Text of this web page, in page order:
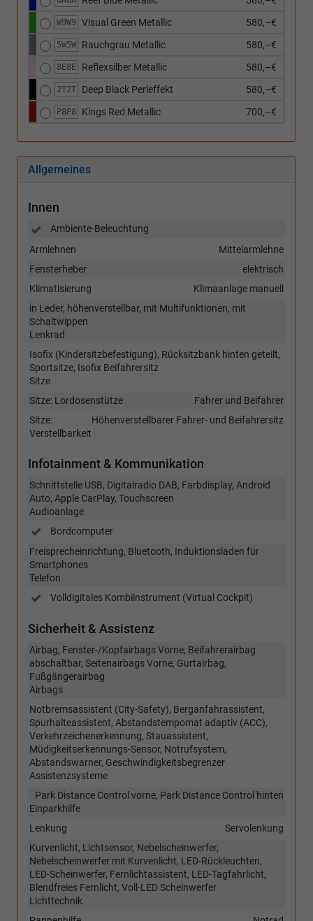
W9W9 Visual Green Metallic 580,–€
5W5W Rauchgrau Metallic 580,–€
8E8E Reflexsilber Metallic 580,–€
2T2T Deep Black Perleffekt 580,–€
P8P8 Kings Red Metallic 700,–€
Allgemeines
Innen
Ambiente-Beleuchtung
Mittelarmlehne
Armlehnen
elektrisch
Fensterheber
Klimaanlage manuell
Klimatisierung
in Leder, höhenverstellbar, mit Multifunktionen, mit
Schaltwippen
Lenkrad
Isofix (Kindersitzbefestigung), Rücksitzbank hinten geteilt,
Sportsitze, Isofix Beifahrersitz
Sitze
Fahrer und Beifahrer
Sitze: Lordosenstütze
Höhenverstellbarer Fahrer- und Beifahrersitz
Sitze:
Verstellbarkeit
Infotainment & Kommunikation
Schnittstelle USB, Digitalradio DAB, Farbdisplay, Android
Auto, Apple CarPlay, Touchscreen
Audioanlage
Bordcomputer
Freisprecheinrichtung, Bluetooth, Induktionsladen für
Smartphones
Telefon
Volldigitales Kombiinstrument (Virtual Cockpit)
Sicherheit & Assistenz
Airbag, Fenster-/Kopfairbags Vorne, Beifahrerairbag
abschaltbar, Seitenairbags Vorne, Gurtairbag,
Fußgängerairbag
Airbags
Notbremsassistent (City-Safety), Berganfahrassistent,
Spurhalteassistent, Abstandstempomat adaptiv (ACC),
Verkehrzeichenerkennung, Stauassistent,
Müdigkeitserkennungs-Sensor, Notrufsystem,
Abstandswarner, Geschwindigkeitsbegrenzer
Assistenzsysteme
Park Distance Control vorne, Park Distance Control hinten
Einparkhilfe
Servolenkung
Lenkung
Kurvenlicht, Lichtsensor, Nebelscheinwerfer,
Nebelscheinwerfer mit Kurvenlicht, LED-Rückleuchten,
LED-Scheinwerfer, Fernlichtassistent, LED-Tagfahrlicht,
Blendfreies Fernlicht, Voll-LED Scheinwerfer
Lichttechnik